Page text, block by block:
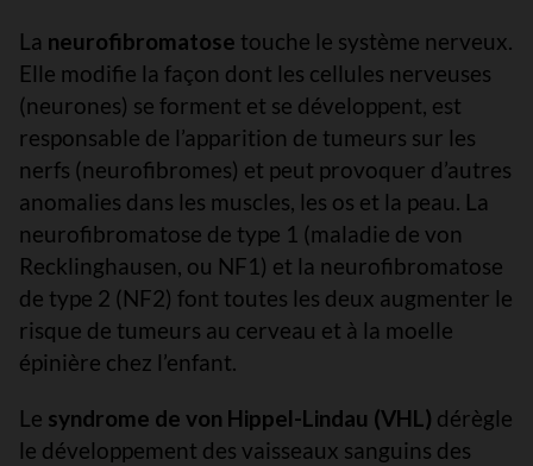
La neurofibromatose touche le système nerveux.
Elle modifie la façon dont les cellules nerveuses
(neurones) se forment et se développent, est
responsable de l’apparition de tumeurs sur les
nerfs (neurofibromes) et peut provoquer d’autres
anomalies dans les muscles, les os et la peau. La
neurofibromatose de type 1 (maladie de von
Recklinghausen, ou NF1) et la neurofibromatose
de type 2 (NF2) font toutes les deux augmenter le
risque de tumeurs au cerveau et à la moelle
épinière chez l’enfant.
Le syndrome de von Hippel-Lindau (VHL) dérègle
le développement des vaisseaux sanguins des